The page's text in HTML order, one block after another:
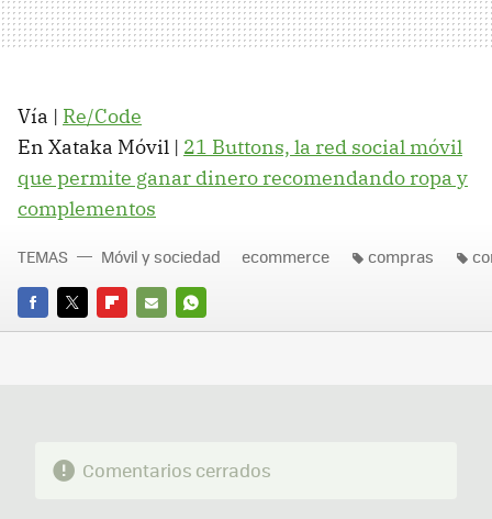
Vía | Re/Code
En Xataka Móvil | 21 Buttons, la red social móvil
que permite ganar dinero recomendando ropa y
complementos
FACEBOOK
TWITTERFLIPBOARD
E-
WHATSAPP
TEMAS Móvil y sociedad ecommerce compras
Comentarios cerrados